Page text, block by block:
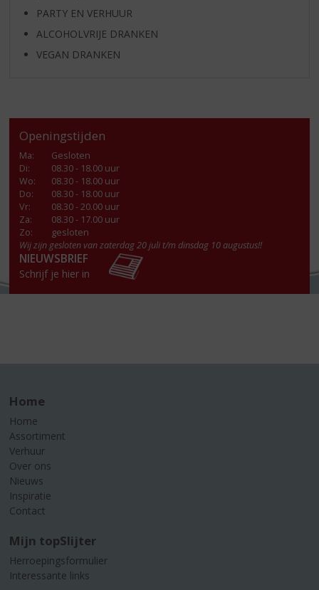
PARTY EN VERHUUR
ALCOHOLVRIJE DRANKEN
VEGAN DRANKEN
Openingstijden
Ma:
Gesloten
Di:
08.30 - 18.00 uur
Wo:
08.30 - 18.00 uur
Do:
08.30 - 18.00 uur
Vr:
08.30 - 20.00 uur
Za:
08.30 - 17.00 uur
Zo:
gesloten
Wij zijn gesloten van zaterdag 20 juli t/m dinsdag 10 augustus!!
NIEUWSBRIEF
Schrijf je hier in
Home
Home
Assortiment
Verhuur
Over ons
Nieuws
Inspiratie
Contact
Mijn topSlijter
Herroepingsformulier
Interessante links